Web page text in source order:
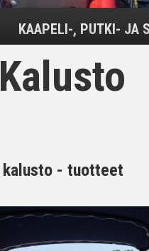
KAAPELI-, PUTKI- JA
Kalusto
kalusto - tuotteet